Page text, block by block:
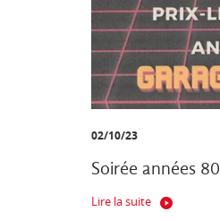
02/10/23
Soirée années 80
Lire la suite